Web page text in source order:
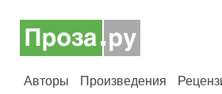
Авторы Произведения